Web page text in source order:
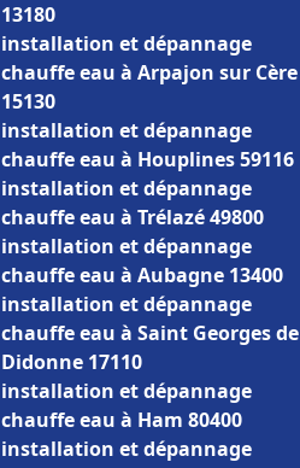
13180
installation et dépannage
chauffe eau à Arpajon sur Cère
15130
installation et dépannage
chauffe eau à Houplines 59116
installation et dépannage
chauffe eau à Trélazé 49800
installation et dépannage
chauffe eau à Aubagne 13400
installation et dépannage
chauffe eau à Saint Georges de
Didonne 17110
installation et dépannage
chauffe eau à Ham 80400
installation et dépannage